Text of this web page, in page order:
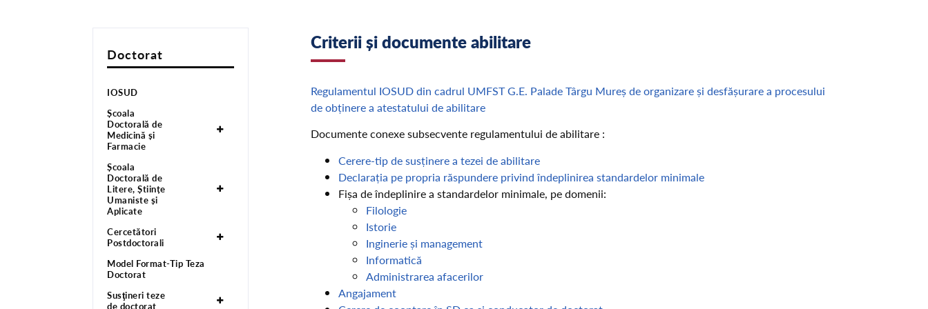
Doctorat
IOSUD
Școala
Doctorală de
Medicină și
Farmacie
Școala
Doctorală de
Litere, Științe
Umaniste și
Aplicate
Cercetători
Postdoctorali
Model Format-Tip Teza
Doctorat
Susţineri teze
de doctorat
Criterii și documente abilitare
Regulamentul IOSUD din cadrul UMFST G.E. Palade Târgu Mureș de organizare și desfășurare a procesului
de obținere a atestatului de abilitare
Documente conexe subsecvente regulamentului de abilitare :
Cerere-tip de susținere a tezei de abilitare
Declarația pe propria răspundere privind îndeplinirea standardelor minimale
Fișa de îndeplinire a standardelor minimale, pe domenii:
Filologie
Istorie
Inginerie și management
Informatică
Administrarea afacerilor
Angajament